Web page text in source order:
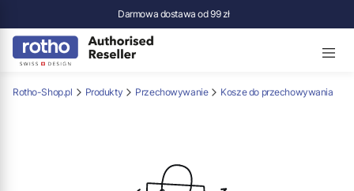
Darmowa dostawa od 99 zł
Rotho-Shop.pl Produkty Przechowywanie Kosze do przechowywania